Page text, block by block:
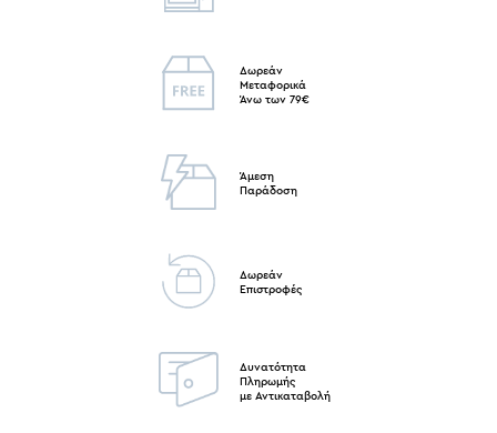
Δωρεάν
Μεταφορικά
Άνω των 79€
Άμεση
Παράδοση
Δωρεάν
Επιστροφές
Δυνατότητα
Πληρωμής
με Αντικαταβολή